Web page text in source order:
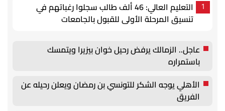
1
التعليم العالي: 46 ألف طالب سجلوا رغباتهم في
تنسيق المرحلة الأولى للقبول بالجامعات
عاجل.. الزمالك يرفض رحيل خوان بيزيرا ويتمسك
باستمراره
الأهلي يوجه الشكر للتونسي بن رمضان ويعلن رحيله عن
الفريق